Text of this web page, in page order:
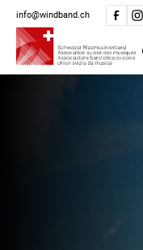
info@windband.ch